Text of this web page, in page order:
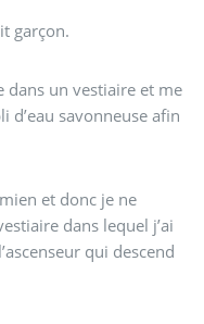
garçon.
dans un vestiaire et me
d’eau savonneuse afin
et donc je ne
dans lequel j’ai
qui descend